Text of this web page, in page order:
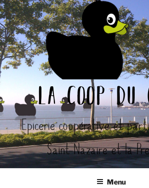
Aller
au
contenu
principal
la coop du
Epicerie coopérative et
Saint-Nazaire et la
Menu